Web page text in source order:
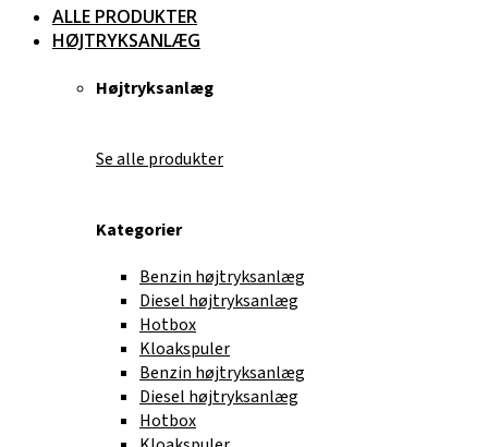
ALLE PRODUKTER
HØJTRYKSANLÆG
Højtryksanlæg
Se alle produkter
Kategorier
Benzin højtryksanlæg
Diesel højtryksanlæg
Hotbox
Kloakspuler
Benzin højtryksanlæg
Diesel højtryksanlæg
Hotbox